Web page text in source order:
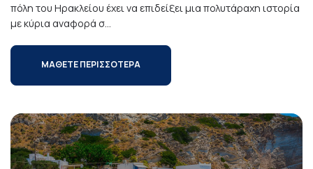
πόλη του Ηρακλείου έχει να επιδείξει μια πολυτάραχη ιστορία
με κύρια αναφορά σ...
ΜΑΘΕΤΕ ΠΕΡΙΣΣΟΤΕΡΑ